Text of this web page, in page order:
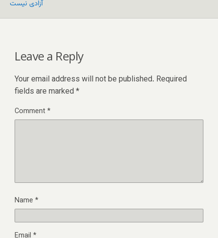
آزادی نیست
Leave a Reply
Your email address will not be published. Required
fields are marked *
Comment*
Name *
Email *